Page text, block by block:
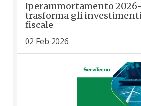
Iperammortamento
trasforma gli
fiscale
02 Feb 2026